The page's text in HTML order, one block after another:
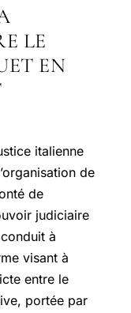
LE
EN
italienne
de
de
judiciaire
à
visant à
entre le
portée par